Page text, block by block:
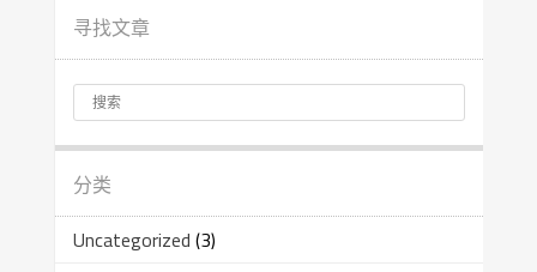
寻找文章
分类
Uncategorized (3)